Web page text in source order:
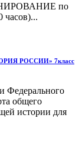
по
часов)...
РОССИИ» 7класс
Федерального
общего
истории для